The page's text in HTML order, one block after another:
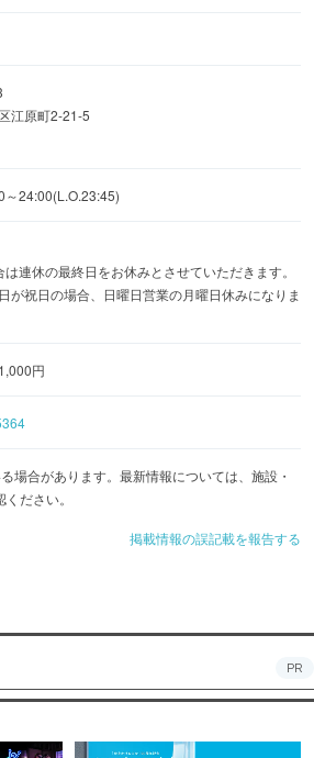
江原町2-21-5
～24:00(L.O.23:45)
連休の最終日をお休みとさせていただきます。
が祝日の場合、日曜日営業の月曜日休みになりま
円
場合があります。最新情報については、施設・
ださい。
掲載情報の誤記載を報告する
PR